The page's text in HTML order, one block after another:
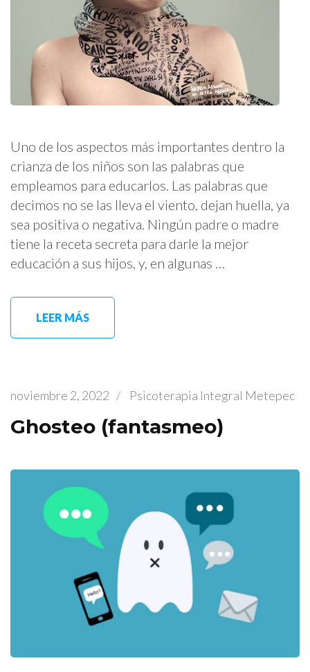
Uno de los aspectos más importantes dentro la
crianza de los niños son las palabras que
empleamos para educarlos. Las palabras que
decimos no se las lleva el viento, dejan huella, ya
sea positiva o negativa. Ningún padre o madre
tiene la receta secreta para darle la mejor
educación a sus hijos, y, en algunas …
LEER MÁS
noviembre 2, 2022 / Psicoterapia Integral Metepec
Ghosteo (fantasmeo)